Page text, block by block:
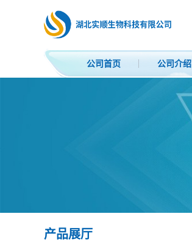
公司首页 公司介绍
产品展厅